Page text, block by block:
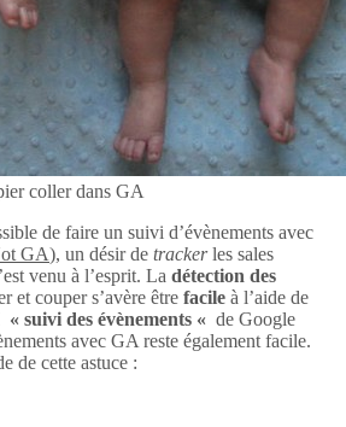
coller dans GA
de faire un suivi d’évènements avec
GA), un désir de trackerles sales
venu à l’esprit. La détection des
et couper s’avère être facile à l’aide de
« suivi des évènements « de Google
avec GA reste également facile.
de cette astuce :